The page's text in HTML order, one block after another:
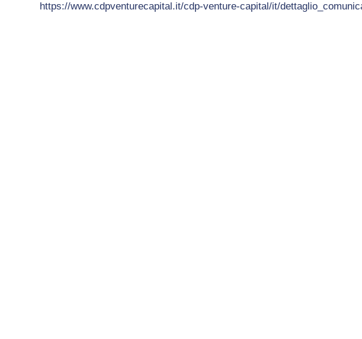
https://www.cdpventurecapital.it/cdp-venture-capital/it/